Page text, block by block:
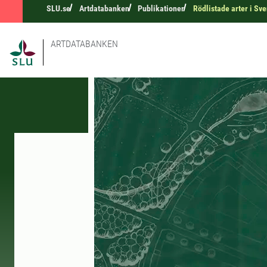
SLU.se Artdatabanken Publikationer Rödlistade arter i
ARTDATABANKEN